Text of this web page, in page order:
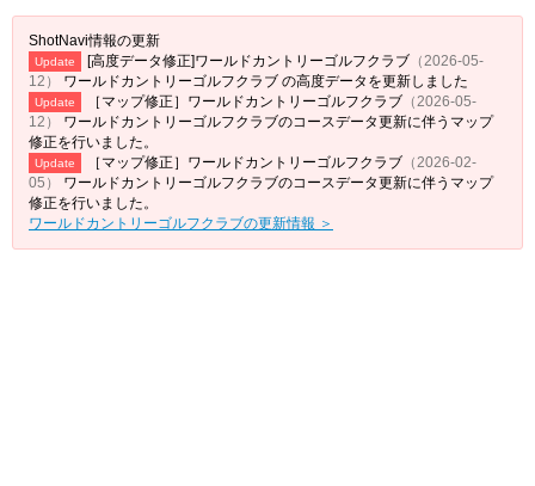
ShotNavi情報の更新
Update [高度データ修正]ワールドカントリーゴルフクラブ （2026-05-
12）
ワールドカントリーゴルフクラブ の高度データを更新しました
Update ［マップ修正］ワールドカントリーゴルフクラブ （2026-05-
12）
ワールドカントリーゴルフクラブのコースデータ更新に伴うマップ
修正を行いました。
Update ［マップ修正］ワールドカントリーゴルフクラブ （2026-02-
05）
ワールドカントリーゴルフクラブのコースデータ更新に伴うマップ
修正を行いました。
ワールドカントリーゴルフクラブの更新情報 ＞